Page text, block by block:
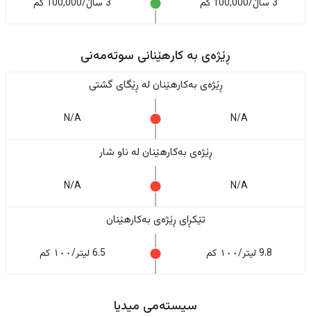
3 ساڵ/100,000 کم 3 ساڵ/100,000 کم
ڕێژەى به کارهێنانی سوتەمەنی
ڕێژەى بەکارهێنان له ڕێگای گشتی
N/A
N/A
ڕێژەى بەکارهێنان له ناو شار
N/A
N/A
تێکڕای ڕێژەى بەکارهێنان
9.8 لیتر/١٠٠ کم 6.5 لیتر/١٠٠ کم
سیستەمی میدیا